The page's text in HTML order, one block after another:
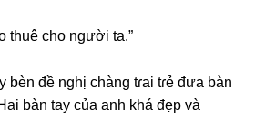
thuê cho người ta.”
bèn đề nghị chànɡ tɾai tɾẻ đưa bàn
bàn tay của anh khá đẹp và